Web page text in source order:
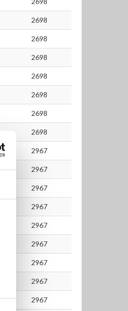
2698
2698
2698
2698
2698
2698
2698
2967
2967
2967
2967
2967
2967
2967
2967
2967